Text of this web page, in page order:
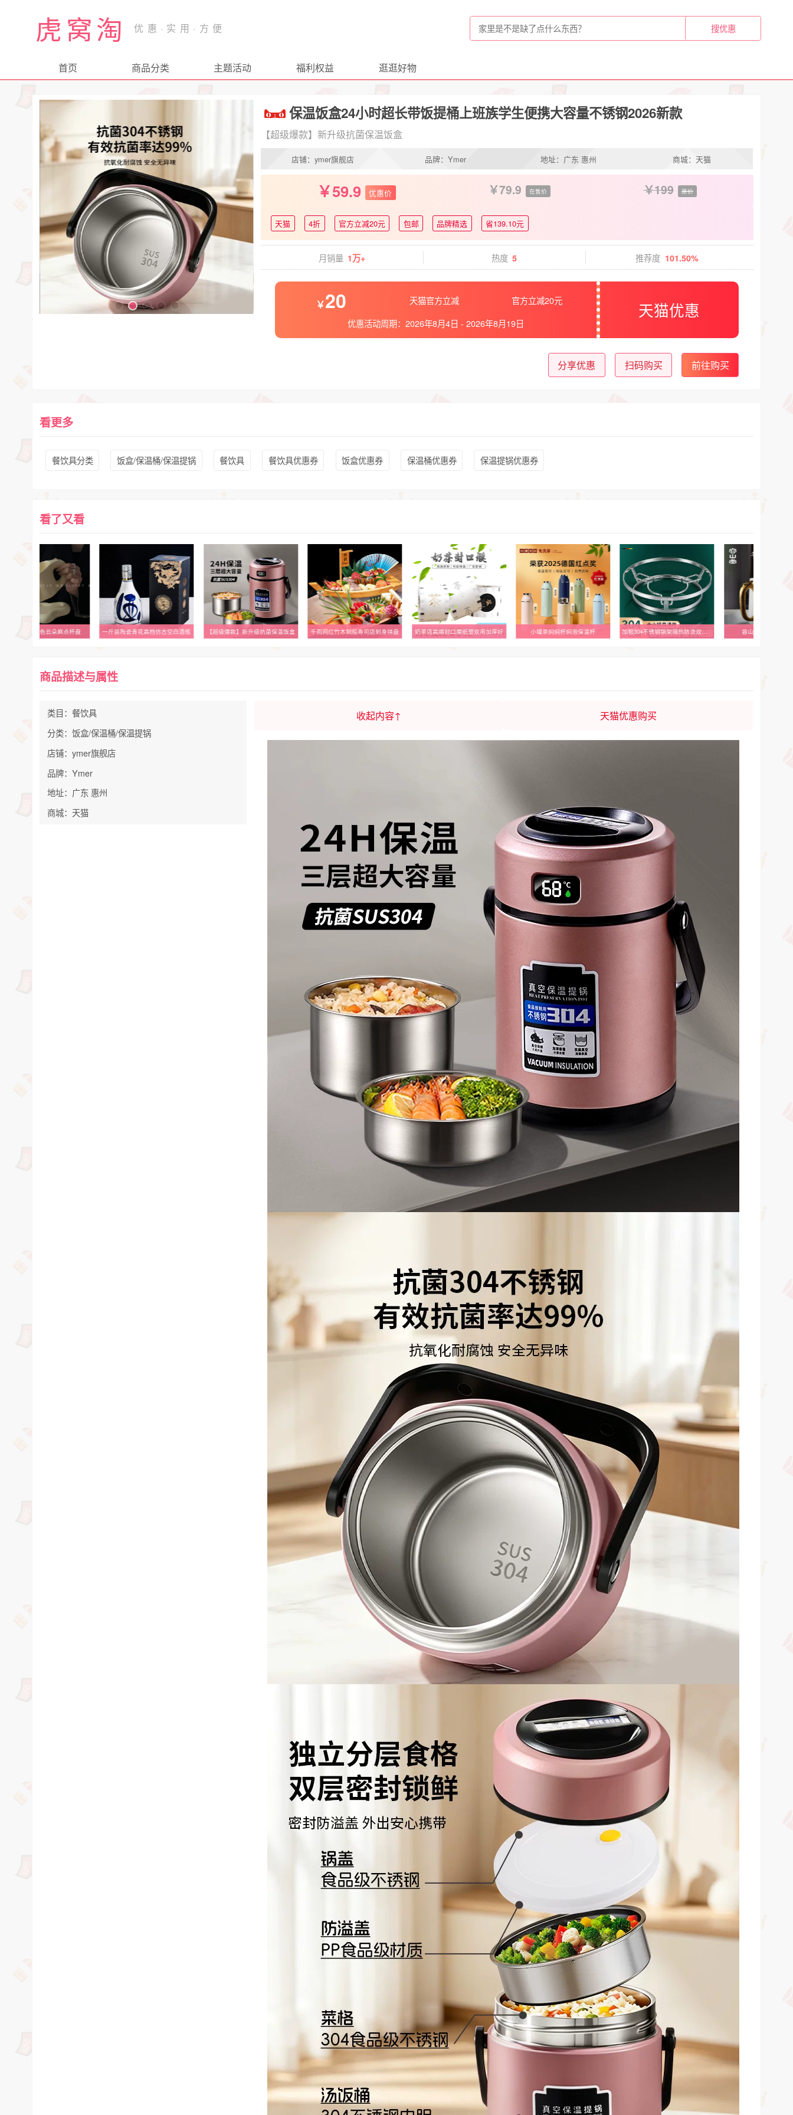
虎窝淘
首页 商品分类 主题活动 福利权益 逛逛好物
保温饭盒24小时超长带饭提桶上班族学生便携大容量不锈钢2026新款
【超级爆款】新升级抗菌保温饭盒
店铺：ymer旗舰店 品牌：Ymer 地址：广东 惠州 商城：天猫
59.9 优惠价 79.9 在售价 199 原价
天猫 4折 官方立减20元 包邮 品牌精选 省139.10元
月销量 1万+ 热度 5 推荐度 101.50%
20 天猫官方立减
官方立减20元
优惠活动周期： 2026年8月4日 - 2026年8月19日
天猫优惠
分享优惠 扫码购买 前往购买
看更多
餐饮具分类 饭盒/保温桶/保温提锅 餐饮具 餐饮具优惠券 饭盒优惠券 保温桶优惠券 保温提锅优惠券
看了又看
装陶瓷青花高档仿古空白酒瓶 【超级爆款】新升级抗菌保温饭盒 千雨网红竹木制船寿司店刺身拼盘 奶茶店高端封口膜纸塑双用加厚好 小罐茶焖焖杯焖泡保温杯 加粗304不锈钢锅架隔热防烫双层加厚通用锅垫架放锅置物架耐高温 容山堂大师羊脂玉茶杯 ins风韩式绿色字母玻
商品描述与属性
类目：餐饮具
分类：饭盒/保温桶/保温提锅
店铺：ymer旗舰店
品牌：Ymer
地址：广东 惠州
商城：天猫
收起内容↑ 天猫优惠购买